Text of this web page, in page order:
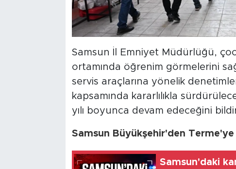
Samsun İl Emniyet Müdürlüğü,
ortamında öğrenim görmelerini
servis araçlarına yönelik
kapsamında kararlılıkla
yılı boyunca devam edeceğini
Samsun Büyükşehir'den Terme'ye
Samsun'daki